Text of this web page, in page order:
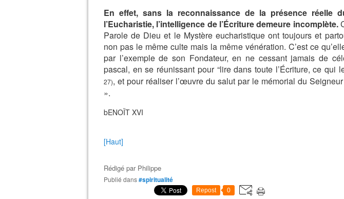
En effet, sans la reconnaissance de la présence réelle
l’Eucharistie, l’intelligence de l’Écriture demeure incomplète.
Parole de Dieu et le Mystère eucharistique ont toujours et
non pas le même culte mais la même vénération. C’est ce
par l’exemple de son Fondateur, en ne cessant jamais de
pascal, en se réunissant pour “lire dans toute l’Écriture, ce qui
27), et pour réaliser l’œuvre du salut par le mémorial du
».
bENOÏT XVI
[Haut]
Rédigé par Philippe
Publié dans#spiritualité
Repost 0